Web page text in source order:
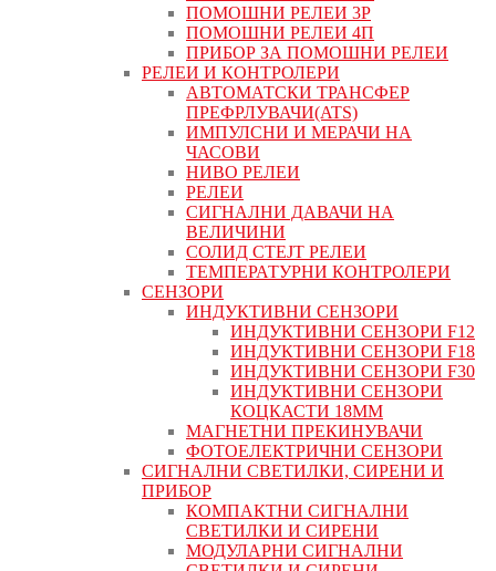
ПОМОШНИ РЕЛЕИ 3P
ПОМОШНИ РЕЛЕИ 4П
ПРИБОР ЗА ПОМОШНИ РЕЛЕИ
РЕЛЕИ И КОНТРОЛЕРИ
АВТОМАТСКИ ТРАНСФЕР
ПРЕФРЛУВАЧИ(ATS)
ИМПУЛСНИ И МЕРАЧИ НА
ЧАСОВИ
НИВО РЕЛЕИ
РЕЛЕИ
СИГНАЛНИ ДАВАЧИ НА
ВЕЛИЧИНИ
СОЛИД СТЕЈТ РЕЛЕИ
ТЕМПЕРАТУРНИ КОНТРОЛЕРИ
СЕНЗОРИ
ИНДУКТИВНИ СЕНЗОРИ
ИНДУКТИВНИ СЕНЗОРИ F12
ИНДУКТИВНИ СЕНЗОРИ F18
ИНДУКТИВНИ СЕНЗОРИ F30
ИНДУКТИВНИ СЕНЗОРИ
КОЦКАСТИ 18ММ
МАГНЕТНИ ПРЕКИНУВАЧИ
ФОТОЕЛЕКТРИЧНИ СЕНЗОРИ
СИГНАЛНИ СВЕТИЛКИ, СИРЕНИ И
ПРИБОР
КОМПАКТНИ СИГНАЛНИ
СВЕТИЛКИ И СИРЕНИ
МОДУЛАРНИ СИГНАЛНИ